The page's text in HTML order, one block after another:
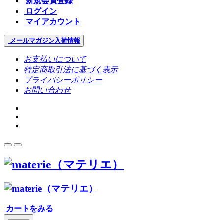
ログイン
マイアカウント
メールマガジン入荷情報
お支払いについて
特定商取引法に基づく表示
プライバシーポリシー
お問い合わせ
カートをみる